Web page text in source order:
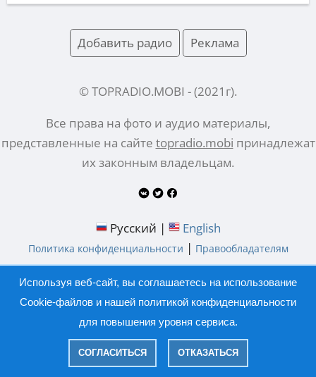
Добавить радио Реклама
© TOPRADIO.MOBI - (2021 г).
Все права на фото и аудио материалы,
представленные на сайте topradio.mobi принадлежат
их законным владельцам.
Русский | English
Политика конфиденциальности | Правообладателям
Используя веб-сайт, вы соглашаетесь на использование
Cookie-файлов и нашей политикой конфиденциальности
для повышения уровня сервиса.
СОГЛАСИТЬСЯ ОТКАЗАТЬСЯ